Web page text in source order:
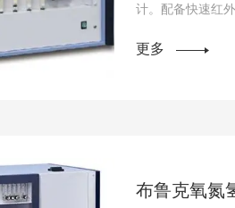
计。配备快速红
更多
布鲁克氧氮